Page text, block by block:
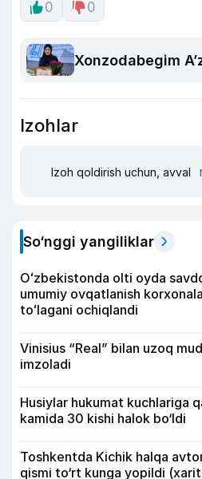
0 0
Xonzodabegim
Izohlar
Izoh qoldirish uchun, avval
So‘nggi yangiliklar
Oʻzbekistonda olti oyda
umumiy ovqatlanish
toʻlagani ochiqlandi
Vinisius “Real” bilan uzoq
imzoladi
Husiylar hukumat kuchlariga
kamida 30 kishi halok bo‘ldi
Toshkentda Kichik halqa
qismi to‘rt kunga yopildi